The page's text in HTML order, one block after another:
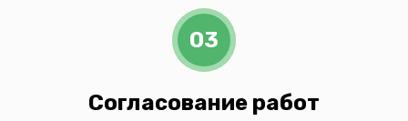
03
Согласование работ